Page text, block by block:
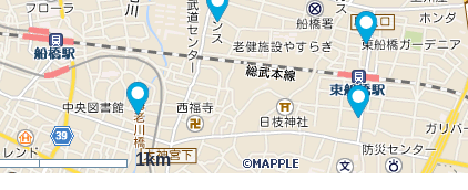
1km